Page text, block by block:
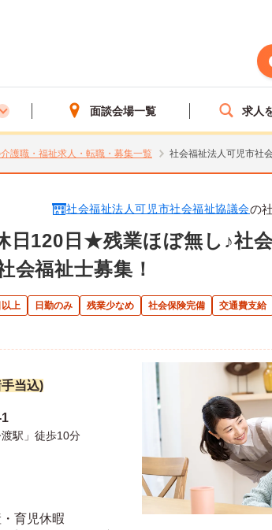
面談会場一覧 求人
護職・福祉求人・転職・募集一覧 社会福祉法人可児市社
社会福祉法人可児市社会福祉協議会の
日120日★残業ほぼ無し♪社
会福祉士募集！
上 日勤のみ 残業少なめ 社会保険完備
交通費支給
当込)
駅」徒歩10分
育児休暇